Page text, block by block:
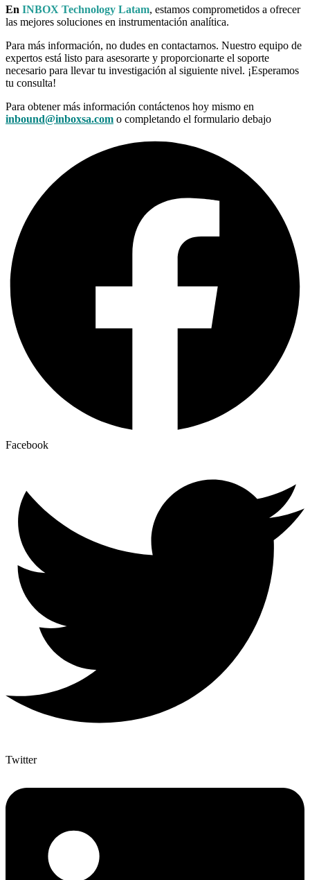
En INBOX Technology Latam, estamos comprometidos a ofrecer
las mejores soluciones en instrumentación analítica.
Para más información, no dudes en contactarnos. Nuestro equipo de
expertos está listo para asesorarte y proporcionarte el soporte
necesario para llevar tu investigación al siguiente nivel. ¡Esperamos
tu consulta!
Para obtener más información contáctenos hoy mismo en
inbound@inboxsa.com o completando el formulario debajo
Facebook
Twitter